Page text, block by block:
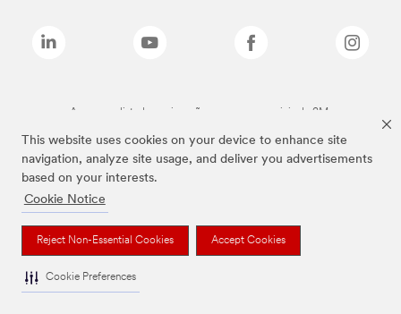
This website uses cookies on your device to enhance site
navigation, analyze site usage, and deliver you advertisements
based on your interests.
Cookie Notice
Reject Non-Essential Cookies Accept Cookies
Cookie Preferences
As marcas listadas a cima são marcas comerciais da 3M.